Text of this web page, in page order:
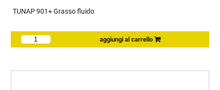
TUNAP 901+ Grasso fluido